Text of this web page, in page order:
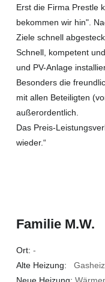
Erst die Firma Prestle
bekommen wir hin".
Ziele schnell
Schnell, kompetent
und PV-Anlage
Besonders die
mit allen Beteiligten
außerordentlich.
Das Preis-
wieder.“
Familie M.W.
Ort: -
Alte Heizung: